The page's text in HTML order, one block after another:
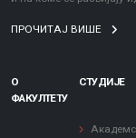
ПРОЧИТАЈ ВИШЕ
О
ФАКУЛТЕТУ
СТУДИЈЕ